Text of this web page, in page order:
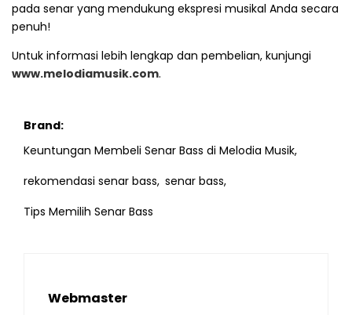
pada senar yang mendukung ekspresi musikal Anda secara
penuh!
Untuk informasi lebih lengkap dan pembelian, kunjungi
www.melodiamusik.com.
Brand:
Keuntungan Membeli Senar Bass di Melodia Musik,
rekomendasi senar bass, senar bass,
Tips Memilih Senar Bass
Webmaster